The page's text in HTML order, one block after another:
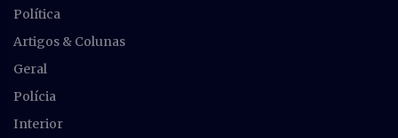
Política
Artigos & Colunas
Geral
Polícia
Interior